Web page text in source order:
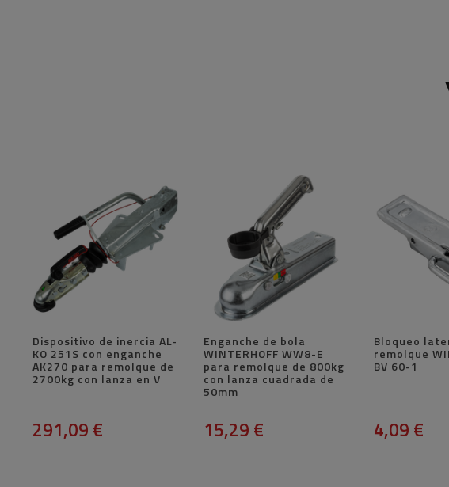
Dispositivo de inercia AL-
KO 251S con enganche
AK270 para remolque de
2700kg con lanza en V
291,09 €
Enganche de bola
WINTERHOFF WW8-E
para remolque de 800kg
con lanza cuadrada de
50mm
15,29 €
Bloqueo
remolque
BV 60-1
4,09 €